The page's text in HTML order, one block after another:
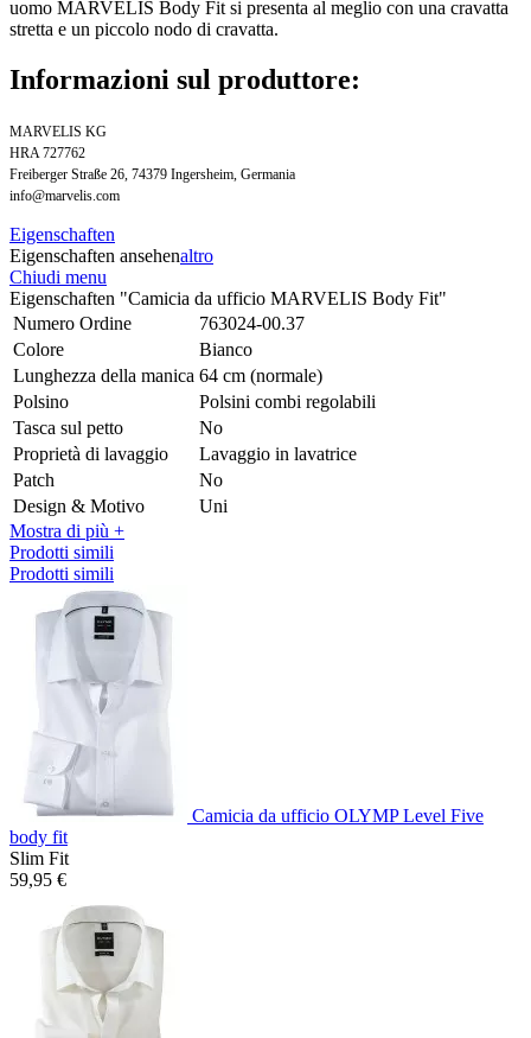
uomo MARVELIS Body Fit si presenta al meglio con una cravatta
stretta e un piccolo nodo di cravatta.
Informazioni sul produttore:
MARVELIS KG
HRA 727762
Freiberger Straße 26, 74379 Ingersheim, Germania
info@marvelis.com
Eigenschaften
Eigenschaften ansehenaltro
Chiudi menu
Eigenschaften "Camicia da ufficio MARVELIS Body Fit"
Numero Ordine
763024-00.37
Colore
Bianco
Lunghezza della manica 64 cm (normale)
Polsino
Polsini combi regolabili
Tasca sul petto
No
Proprietà di lavaggio
Lavaggio in lavatrice
Patch
No
Design & Motivo
Uni
Mostra di più +
Prodotti simili
Prodotti simili
Camicia da ufficio OLYMP Level Five
body fit
Slim Fit
59,95 €